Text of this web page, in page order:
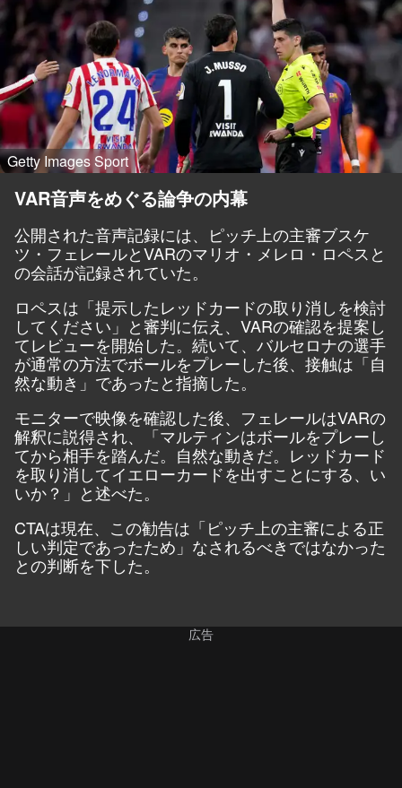
Getty Images Sport
VAR音声をめぐる論争の内幕
公開された音声記録には、ピッチ上の主審ブスケ
ツ・フェレールとVARのマリオ・メレロ・ロペスと
の会話が記録されていた。
ロペスは「提示したレッドカードの取り消しを検討
してください」と審判に伝え、VARの確認を提案し
てレビューを開始した。続いて、バルセロナの選手
が通常の方法でボールをプレーした後、接触は「自
然な動き」であったと指摘した。
モニターで映像を確認した後、フェレールはVARの
解釈に説得され、「マルティンはボールをプレーし
てから相手を踏んだ。自然な動きだ。レッドカード
を取り消してイエローカードを出すことにする、い
いか？」と述べた。
CTAは現在、この勧告は「ピッチ上の主審による正
しい判定であったため」なされるべきではなかった
との判断を下した。